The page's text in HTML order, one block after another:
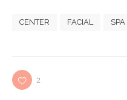
CENTER FACIAL SPA
2